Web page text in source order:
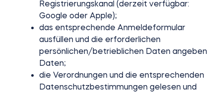
Registrierungskanal (derzeit verfügbar:
Google oder Apple);
das entsprechende Anmeldeformular
ausfüllen und die erforderlichen
persönlichen/betrieblichen Daten angeben
Daten;
die Verordnungen und die entsprechenden
Datenschutzbestimmungen gelesen und